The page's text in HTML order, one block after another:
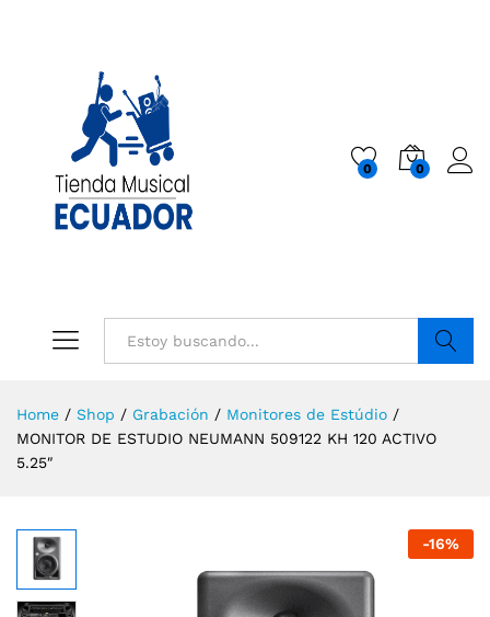
0 0
Home / Shop / Grabación / Monitores de Estúdio /
MONITOR DE ESTUDIO NEUMANN 509122 KH 120 ACTIVO
5.25″
-16%